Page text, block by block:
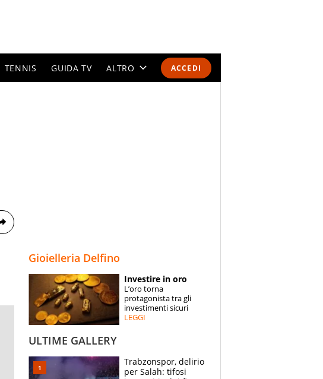
ACCEDI
TENNIS GUIDA TV ALTRO
SPECIALI
ESPERTI
Gioielleria Delfino
Investire in oro
L’oro torna
protagonista tra gli
investimenti sicuri
LEGGI
ULTIME GALLERY
Trabzonspor, delirio
per Salah: tifosi